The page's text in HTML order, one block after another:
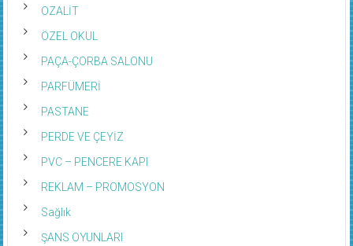
OZALİT
ÖZEL OKUL
PAÇA-ÇORBA SALONU
PARFÜMERİ
PASTANE
PERDE VE ÇEYİZ
PVC – PENCERE KAPI
REKLAM – PROMOSYON
Sağlık
ŞANS OYUNLARI